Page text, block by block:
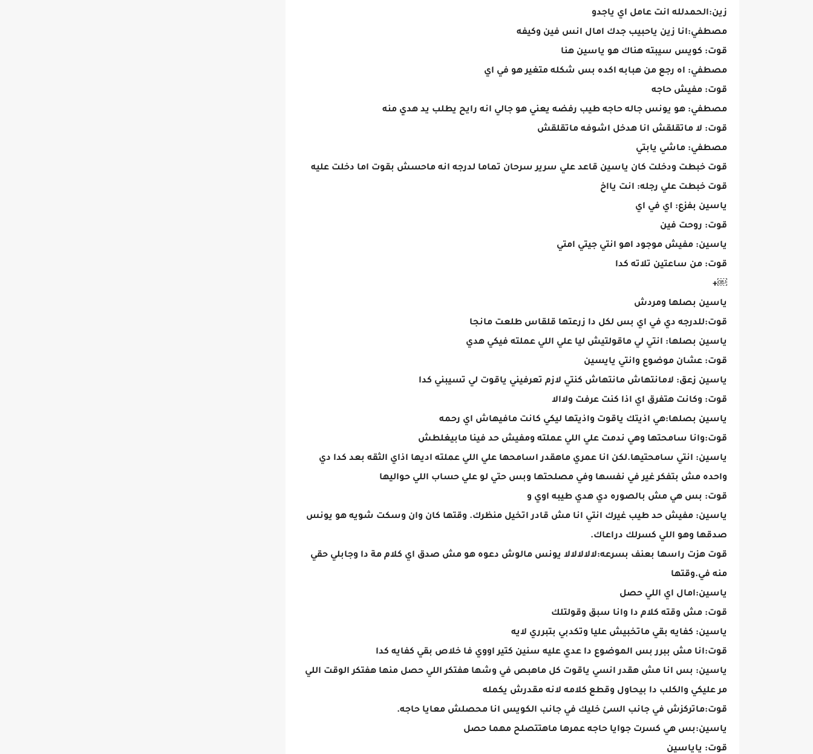
زين:الحمدلله انت عامل اي ياجدو
مصطفي:انا زين ياحبيب جدك امال انس فين وكيفه
قوت: كويس سيبته هناك هو ياسين هنا
مصطفي: اه رجع من هبابه اكده بس شكله متغير هو في اي
قوت: مفيش حاجه
مصطفي: هو يونس جاله حاجه طيب رفضه يعني هو جالي انه رايح يطلب يد هدي منه
قوت: لا ماتقلقش انا هدخل اشوفه ماتقلقش
مصطفي: ماشي يابتي
قوت خبطت ودخلت كان ياسين قاعد علي سرير سرحان تماما لدرجه انه ماحسش بقوت اما دخلت عليه
قوت خبطت علي رجله: انت يااخ
ياسين بفزع: اي في اي
قوت: روحت فين
ياسين: مفيش موجود اهو انتي جيتي امتي
قوت: من ساعتين تلاته كدا
￼+
ياسين بصلها ومردش
قوت:للدرجه دي في اي بس لكل دا زرعتها قلقاس طلعت مانجا
ياسين بصلها: انتي لي ماقولتيش ليا علي اللي عملته فيكي هدي
قوت: عشان موضوع وانتي يايسين
ياسين زعق: لامانتهاش مانتهاش كنتي لازم تعرفيني ياقوت لي تسيبني كدا
قوت: وكانت هتفرق اي اذا كنت عرفت ولاالا
ياسين بصلها:هي اذيتك ياقوت واذيتها ليكي كانت مافيهاش اي رحمه
قوت:وانا سامحتها وهي ندمت علي اللي عملته ومفيش حد فينا مابيغلطش
ياسين: انتي سامحتيها.لكن انا عمري ماهقدر اسامحها علي اللي عملته اديها اذاي الثقه بعد كدا دي
واحده مش بتفكر غير في نفسها وفي مصلحتها وبس حتي لو علي حساب اللي حواليها
قوت: بس هي مش بالصوره دي هدي طيبه اوي و
ياسين: مفيش حد طيب غيرك انتي انا مش قادر اتخيل منظرك. وقتها كان وان وسكت شويه هو يونس
صدقها وهو اللي كسرلك دراعاك.
قوت هزت راسها بعنف بسرعه:لالالالالا يونس مالوش دعوه هو مش صدق اي كلام مة دا وجابلي حقي
منه في.وقتها
ياسين:امال اي اللي حصل
قوت: مش وقته كلام دا وانا سبق وقولتلك
ياسين: كفايه بقي ماتخبيش عليا وتكدبي بتبرري لايه
قوت:انا مش ببرر بس الموضوع دا عدي عليه سنين كتير اووي فا خلاص بقي كفايه كدا
ياسين: بس انا مش هقدر انسي ياقوت كل ماهبص في وشها هفتكر اللي حصل منها هفتكر الوقت اللي
مر عليكي والكلب دا بيحاول وقطع كلامه لانه مقدرش يكمله
قوت:ماتركزش في جانب السئ خليك في جانب الكويس انا محصلش معايا حاجه.
ياسين:بس هي كسرت جوايا حاجه عمرها ماهتتصلح مهما حصل
قوت: ياياسين